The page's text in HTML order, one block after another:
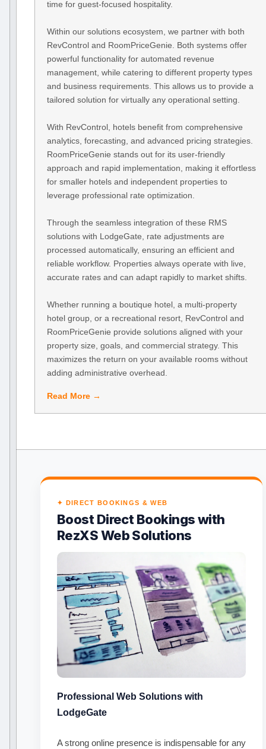
time for guest-focused hospitality.
Within our solutions ecosystem, we partner with both
RevControl and RoomPriceGenie. Both systems offer
powerful functionality for automated revenue
management, while catering to different property types
and business requirements. This allows us to provide a
tailored solution for virtually any operational setting.
With RevControl, hotels benefit from comprehensive
analytics, forecasting, and advanced pricing strategies.
RoomPriceGenie stands out for its user-friendly
approach and rapid implementation, making it effortless
for smaller hotels and independent properties to
leverage professional rate optimization.
Through the seamless integration of these RMS
solutions with LodgeGate, rate adjustments are
processed automatically, ensuring an efficient and
reliable workflow. Properties always operate with live,
accurate rates and can adapt rapidly to market shifts.
Whether running a boutique hotel, a multi-property
hotel group, or a recreational resort, RevControl and
RoomPriceGenie provide solutions aligned with your
property size, goals, and commercial strategy. This
maximizes the return on your available rooms without
adding administrative overhead.
Read More →
✦ DIRECT BOOKINGS & WEB
Boost Direct Bookings with
RezXS Web Solutions
Professional Web Solutions with
LodgeGate
A strong online presence is indispensable for any